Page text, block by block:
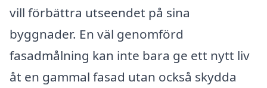
vill förbättra utseendet på sina
byggnader. En väl genomförd
fasadmålning kan inte bara ge ett nytt liv
åt en gammal fasad utan också skydda